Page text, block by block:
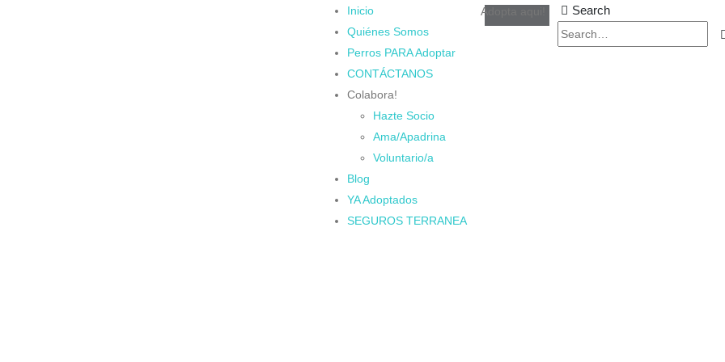
Inicio
Quiénes Somos
Perros PARA Adoptar
CONTÁCTANOS
Colabora!
Hazte Socio
Ama/Apadrina
Voluntario/a
Blog
YA Adoptados
SEGUROS TERRANEA
Adopta aqui! Search